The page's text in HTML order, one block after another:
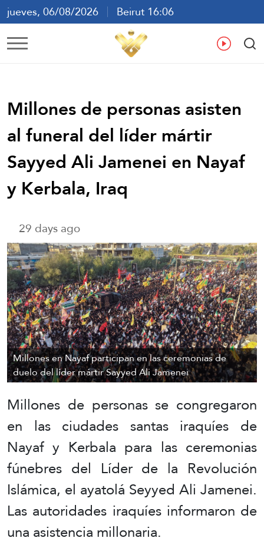
jueves, 06/08/2026
Beirut 16:06
ع En
Millones de personas asisten
al funeral del líder mártir
Sayyed Ali Jamenei en Nayaf
y Kerbala, Iraq
29 days ago
Millones en Nayaf participan en las ceremonias de
duelo del líder mártir Sayyed Ali Jamenei
Millones de personas se congregaron
en las ciudades santas iraquíes de
Nayaf y Kerbala para las ceremonias
fúnebres del Líder de la Revolución
Islámica, el ayatolá Seyyed Ali Jamenei.
Las autoridades iraquíes informaron de
una asistencia millonaria.